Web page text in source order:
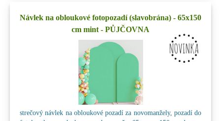
Návlek na obloukové fotopozadí (slavobrána) - 65x150
cm mint - PŮJČOVNA
strečový návlek na obloukové pozadí za novomanžely, pozadí do